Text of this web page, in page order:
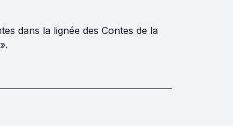
dans la lignée des Contes de la